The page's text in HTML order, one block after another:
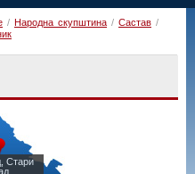
/ Народна скупштина / Састав /
Стари